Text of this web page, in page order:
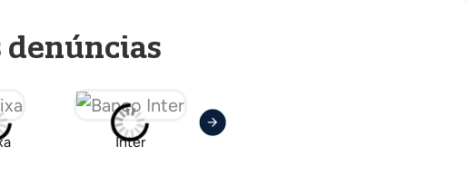
denúncias
Inter